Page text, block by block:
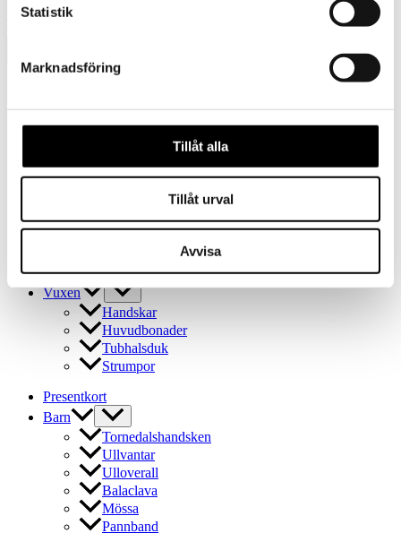
Statistik
Marknadsföring
Tillåt alla
Tillåt urval
Avvisa
Ulloverall str. 110 lysebrun/kulet
Barn
Tornedalshandsken
Ulloverall
Balaclava
Pannband
Outlet
Vuxen
Handskar
Huvudbonader
Tubhalsduk
Strumpor
Presentkort
Barn
Tornedalshandsken
Ullvantar
Ulloverall
Balaclava
Mössa
Pannband